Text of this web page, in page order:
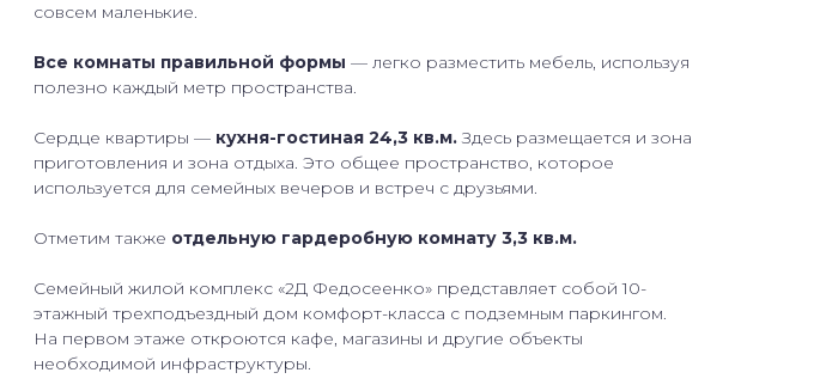
совсем маленькие.
Все комнаты правильной формы — легко разместить мебель, используя
полезно каждый метр пространства.
Сердце квартиры — кухня-гостиная 24,3 кв.м.Здесь размещается и зона
приготовления и зона отдыха. Это общее пространство, которое
используется для семейных вечеров и встреч с друзьями.
Отметим также отдельную гардеробную комнату 3,3 кв.м.
Семейный жилой комплекс «2Д Федосеенко» представляет собой 10-
этажный трехподъездный дом комфорт-класса с подземным паркингом.
На первом этаже откроются кафе, магазины и другие объекты
необходимой инфраструктуры.